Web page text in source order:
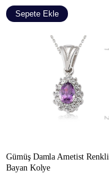
Sepete Ekle
Gümüş Damla Ametist Renkli
Bayan Kolye